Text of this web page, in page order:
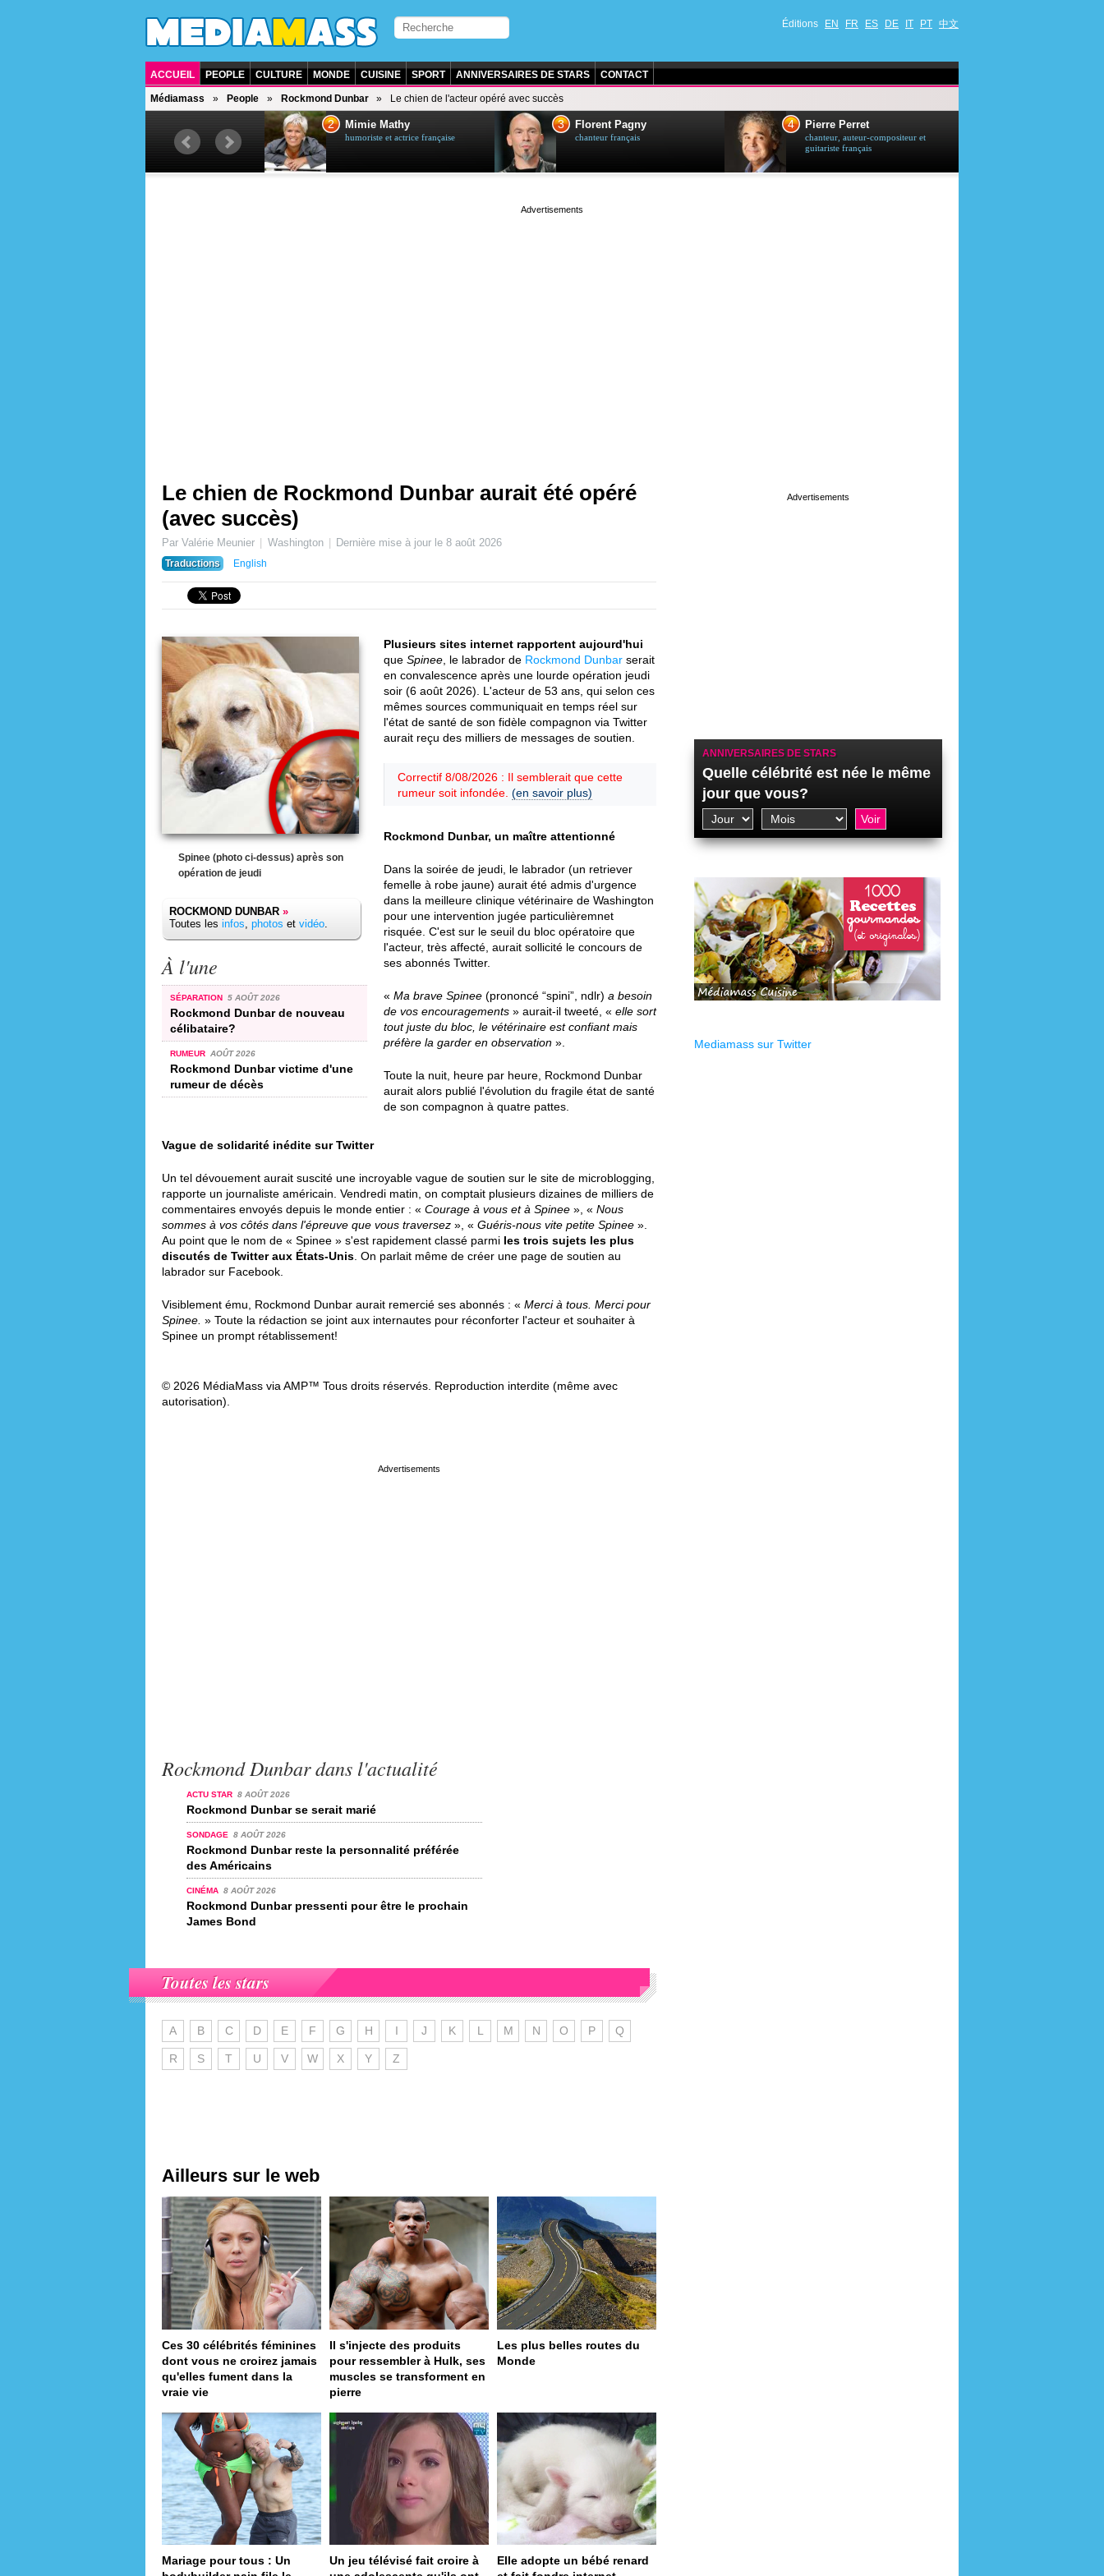
Éditions EN FR ES DE IT PT 中文
ACCUEIL PEOPLE CULTURE MONDE CUISINE SPORT ANNIVERSAIRES DE STARS CONTACT
Médiamass People Rockmond Dunbar Le chien de l'acteur opéré avec succès
chanteuse québécoise
2 Mimie Mathy
humoriste et actrice française
3 Florent Pagny
chanteur français
4 Pierre Perret
chanteur, auteur-compositeur et
guitariste français
Le chien de Rockmond Dunbar aurait été opéré
(avec succès)
Par Valérie Meunier Washington Dernière mise à jour le8 août 2026
Traductions
English
Spinee (photo ci-dessus) après son
opération de jeudi
ROCKMOND DUNBAR »
Toutes les infos, photos et vidéo.
À l'une
SÉPARATION 5 AOÛT 2026
Rockmond Dunbar de nouveau
célibataire?
RUMEUR AOÛT 2026
Rockmond Dunbar victime d'une
rumeur de décès
Plusieurs sites internet rapportent aujourd'hui
que Spinee , le labrador de Rockmond Dunbar serait
en convalescence après une lourde opération jeudi
soir (6 août 2026). L'acteur de 53 ans, qui selon ces
mêmes sources communiquait en temps réel sur
l'état de santé de son fidèle compagnon via Twitter
aurait reçu des milliers de messages de soutien.
Correctif 8/08/2026 : Il semblerait que cette
rumeur soit infondée. (en savoir plus)
Rockmond Dunbar, un maître attentionné
Dans la soirée de jeudi, le labrador (un retriever
femelle à robe jaune) aurait été admis d'urgence
dans la meilleure clinique vétérinaire de Washington
pour une intervention jugée particulièremnet
risquée. C'est sur le seuil du bloc opératoire que
l'acteur, très affecté, aurait sollicité le concours de
ses abonnés Twitter.
« Ma brave Spinee (prononcé “spini”, ndlr) a besoin
de vos encouragements » aurait-il tweeté, « elle sort
tout juste du bloc, le vétérinaire est confiant mais
préfère la garder en observation ».
Toute la nuit, heure par heure, Rockmond Dunbar
aurait alors publié l'évolution du fragile état de santé
de son compagnon à quatre pattes.
Vague de solidarité inédite sur Twitter
Un tel dévouement aurait suscité une incroyable vague de soutien sur le site de microblogging,
rapporte un journaliste américain. Vendredi matin, on comptait plusieurs dizaines de milliers de
commentaires envoyés depuis le monde entier : « Courage à vous et à Spinee », « Nous
sommes à vos côtés dans l'épreuve que vous traversez », « Guéris-nous vite petite Spinee ».
Au point que le nom de « Spinee » s'est rapidement classé parmi les trois sujets les plus
discutés de Twitter aux États-Unis . On parlait même de créer une page de soutien au
labrador sur Facebook.
Visiblement ému, Rockmond Dunbar aurait remercié ses abonnés : « Merci à tous. Merci pour
Spinee. » Toute la rédaction se joint aux internautes pour réconforter l'acteur et souhaiter à
Spinee un prompt rétablissement!
© 2026 MédiaMass via AMP™ Tous droits réservés. Reproduction interdite (même avec
autorisation).
Rockmond Dunbar dans l'actualité
ACTU STAR 8 AOÛT 2026
Rockmond Dunbar se serait marié
SONDAGE 8 AOÛT 2026
Rockmond Dunbar reste la personnalité préférée
des Américains
CINÉMA 8 AOÛT 2026
Rockmond Dunbar pressenti pour être le prochain
James Bond
Toutes les stars
A B C D E F G H I J K L M N O P Q
R S T U V W X Y Z
Ailleurs sur le web
Ces 30 célébrités féminines
dont vous ne croirez jamais
qu'elles fument dans la
vraie vie
Il s'injecte des produits
pour ressembler à Hulk, ses
muscles se transforment en
pierre
Les plus belles routes du
Monde
Mariage pour tous : Un
Un jeu télévisé fait croire à
Elle adopte un bébé renard
ANNIVERSAIRES DE STARS
Quelle célébrité est née le même
jour que vous?
Mediamass sur Twitter